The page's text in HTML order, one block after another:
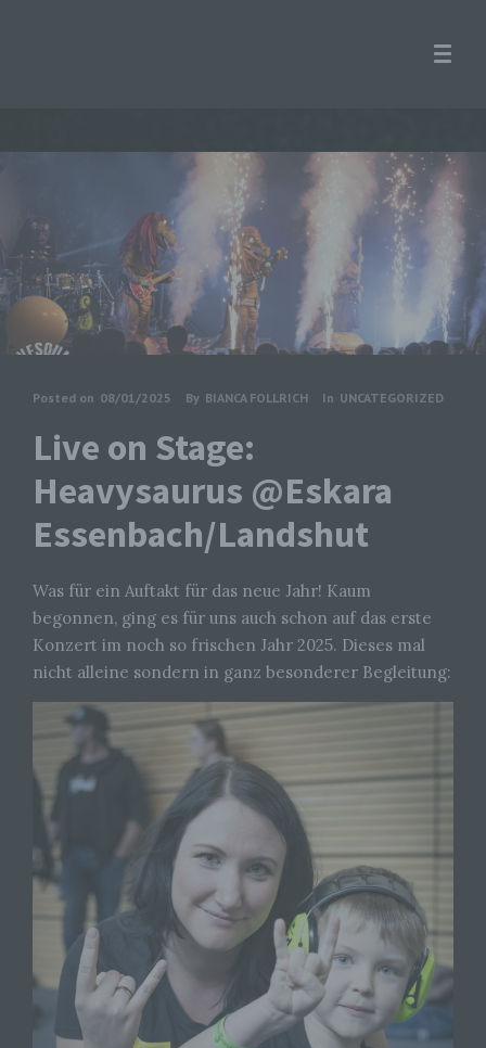
Posted on 08/01/2025 By BIANCA FOLLRICH In UNCATEGORIZED
Live on Stage:
Heavysaurus @Eskara
Essenbach/Landshut
Was für ein Auftakt für das neue Jahr! Kaum
begonnen, ging es für uns auch schon auf das erste
Konzert im noch so frischen Jahr 2025. Dieses mal
nicht alleine sondern in ganz besonderer Begleitung: